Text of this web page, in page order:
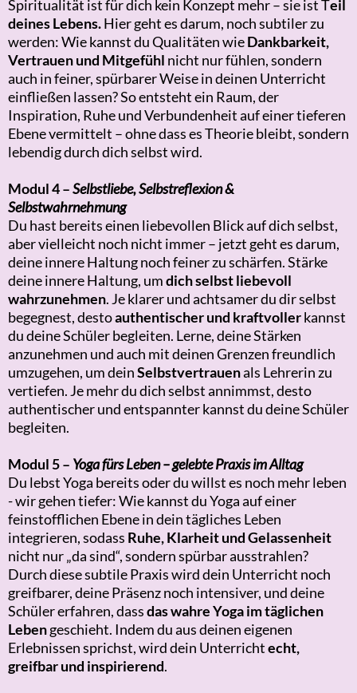
Spiritualität ist für dich kein Konzept mehr – sie ist Teil
deines Lebens.Hier geht es darum, noch subtiler zu
werden: Wie kannst du Qualitäten wieDankbarkeit,
Vertrauen und Mitgefühl nicht nur fühlen, sondern
auch in feiner, spürbarer Weise in deinen Unterricht
einfließen lassen? So entsteht ein Raum, der
Inspiration, Ruhe und Verbundenheit auf einer tieferen
Ebene vermittelt – ohne dass es Theorie bleibt, sondern
lebendig durch dich selbst wird.
Modul 4 –Selbstliebe, Selbstreflexion &
Selbstwahrnehmung
Du hast bereits einen liebevollen Blick auf dich selbst,
aber vielleicht noch nicht immer – jetzt geht es darum,
deine innere Haltung noch feiner zu schärfen. Stärke
deine innere Haltung, umdich selbst liebevoll
wahrzunehmen. Je klarer und achtsamer du dir selbst
begegnest, destoauthentischer und kraftvollerkannst
du deine Schüler begleiten. Lerne, deine Stärken
anzunehmen und auch mit deinen Grenzen freundlich
umzugehen, um deinSelbstvertrauenals Lehrerin zu
vertiefen. Je mehr du dich selbst annimmst, desto
authentischer und entspannter kannst du deine Schüler
begleiten.
Modul 5 – Yoga fürs Leben – gelebte Praxis im Alltag
Du lebst Yoga bereits oder du willst es noch mehr leben
- wir gehen tiefer: Wie kannst du Yoga auf einer
feinstofflichen Ebene in dein tägliches Leben
integrieren, sodass Ruhe, Klarheit und Gelassenheit
nicht nur „da sind“, sondern spürbar ausstrahlen?
Durch diese subtile Praxis wird dein Unterricht noch
greifbarer, deine Präsenz noch intensiver, und deine
Schüler erfahren,dassdas wahre Yoga im täglichen
Lebengeschieht. Indem du aus deinen eigenen
Erlebnissen sprichst, wird dein Unterrichtecht,
greifbar und inspirierend.